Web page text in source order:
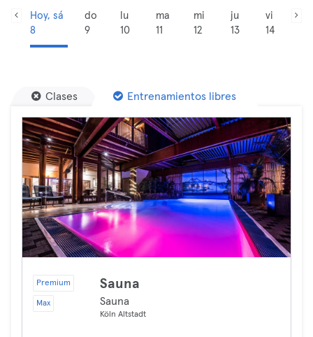
Hoy, sá
8
do
9
lu
10
ma
11
mi
12
ju
13
vi
14
Clases Entrenamientos libres
Premium
Max
Sauna
Sauna
Köln Altstadt